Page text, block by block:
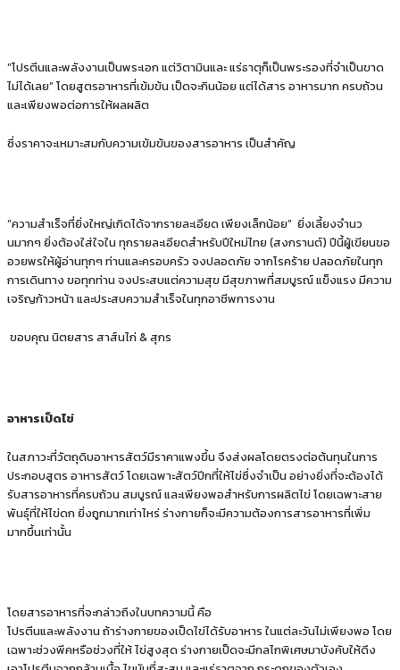
“โปรตีนและพลังงานเป็นพระเอก แต่วิตามินและ แร่ธาตุก็เป็นพระรองที่จําเป็นขาด
ไม่ได้เลย” โดยสูตรอาหารที่เข้มข้น เป็ดจะกินน้อย แต่ได้สาร อาหารมาก ครบถ้วน
และเพียงพอต่อการให้ผลผลิต
ซึ่งราคาจะเหมาะสมกับความเข้มข้นของสารอาหาร เป็นสําคัญ
“ความสําเร็จที่ยิ่งใหญ่เกิดได้จากรายละเอียด เพียงเล็กน้อย” ยิ่งเลี้ยงจํานว
นมากๆ ยิ่งต้องใส่ใจใน ทุกรายละเอียดสําหรับปีใหม่ไทย (สงกรานต์) ปีนี้ผู้เขียนขอ
อวยพรให้ผู้อ่านทุกๆ ท่านและครอบครัว จงปลอดภัย จากโรคร้าย ปลอดภัยในทุก
การเดินทาง ขอทุกท่าน จงประสบแต่ความสุข มีสุขภาพที่สมบูรณ์ แข็งแรง มีความ
เจริญก้าวหน้า และประสบความสําเร็จในทุกอาชีพการงาน
ขอบคุณ นิตยสาร สาส์นไก่ & สุกร
อาหารเป็ดไข่
ในสภาวะที่วัตถุดิบอาหารสัตว์มีราคาแพงขึ้น จึงส่งผลโดยตรงต่อต้นทุนในการ
ประกอบสูตร อาหารสัตว์ โดยเฉพาะสัตว์ปีกที่ให้ไข่ซึ่งจําเป็น อย่างยิ่งที่จะต้องได้
รับสารอาหารที่ครบถ้วน สมบูรณ์ และเพียงพอสําหรับการผลิตไข่ โดยเฉพาะสาย
พันธุ์ที่ให้ไข่ดก ยิ่งถูกมากเท่าไหร่ ร่างกายก็จะมีความต้องการสารอาหารที่เพิ่ม
มากขึ้นเท่านั้น
โดยสารอาหารที่จะกล่าวถึงในบทความนี้ คือ
โปรตีนและพลังงาน ถ้าร่างกายของเป็ดไข่ได้รับอาหาร ในแต่ละวันไม่เพียงพอ โดย
เฉพาะช่วงพีคหรือช่วงที่ให้ ไข่สูงสุด ร่างกายเป็ดจะมีกลไกพิเศษมาบังคับให้ดึง